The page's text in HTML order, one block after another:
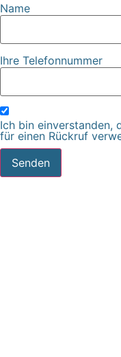
Name
Ihre Telefonnummer
Ich bin einverstanden,
für einen Rückruf
Senden